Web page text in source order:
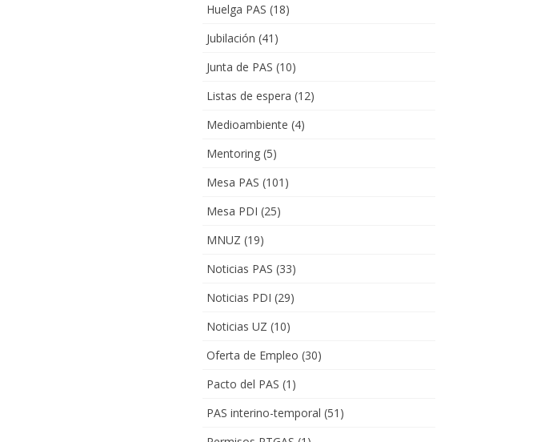
Huelga PAS (18)
Jubilación (41)
Junta de PAS (10)
Listas de espera (12)
Medioambiente (4)
Mentoring(5)
Mesa PAS (101)
Mesa PDI (25)
MNUZ (19)
Noticias PAS (33)
Noticias PDI (29)
Noticias UZ (10)
Oferta de Empleo (30)
Pacto del PAS (1)
PAS interino-temporal (51)